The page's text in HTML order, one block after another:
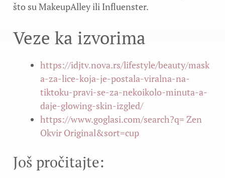
što su MakeupAlley ili Influenster.
Veze ka izvorima
https://idjtv.nova.rs/lifestyle/beauty/mask
a-za-lice-koja-je-postala-viralna-na-
tiktoku-pravi-se-za-nekoikolo-minuta-a-
daje-glowing-skin-izgled/
https://www.goglasi.com/search?q= Zen
Okvir Original&sort=cup
Još pročitajte: